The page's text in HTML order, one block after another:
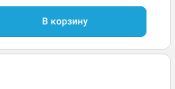
В корзину